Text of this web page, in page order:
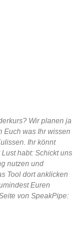
Wir planen ja
Euch was Ihr wissen
Ihr könnt
habt: Schickt uns
nutzen und
Tool dort anklicken
Euren
von SpeakPipe: